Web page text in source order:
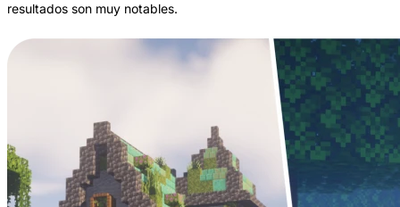
resultados son muy notables.